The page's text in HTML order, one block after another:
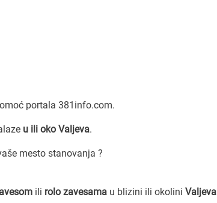
portala 381info.com.
u ili oko Valjeva.
mesto stanovanja ?
ili rolo zavesama u blizini ili okolini Valjeva